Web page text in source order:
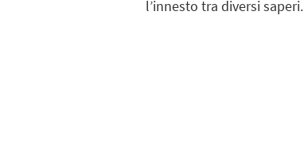
l’innesto tra diversi saperi.